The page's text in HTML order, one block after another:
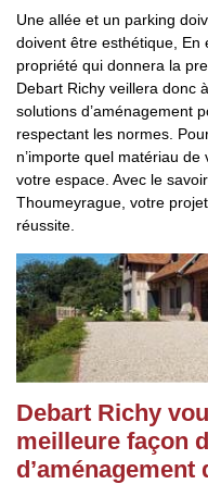
Une allée et un parking
doivent être esthétique, En
propriété qui donnera la
Debart Richy veillera donc
solutions d’aménagement
respectant les normes.
n’importe quel matériau de
votre espace. Avec le
Thoumeyrague, votre
réussite.
Debart Richy
meilleure façon